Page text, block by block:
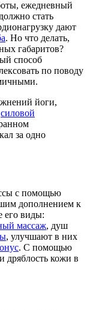
ежедневный
стать
дают
. Но что делать,
габаритов?
способ
по поводу
йоги,
силовой
за одно
с помощью
дополнением к
его виды:
массаж, душ
, улучшают в них
. С помощью
дряблость кожи в